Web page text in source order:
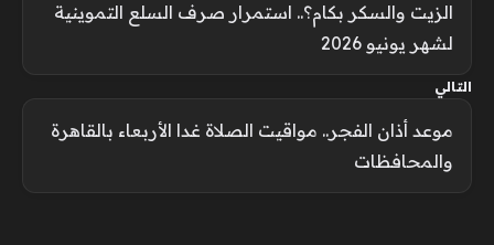
الزيت والسكر بكام؟.. استمرار صرف السلع التموينية
لشهر يونيو 2026
التالي
موعد أذان الفجر.. مواقيت الصلاة غدا الأربعاء بالقاهرة
والمحافظات